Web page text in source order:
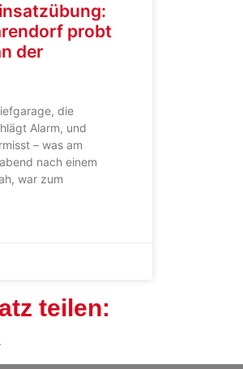
probt
der
die
Alarm, und
– was am
nach einem
war zum
teilen: